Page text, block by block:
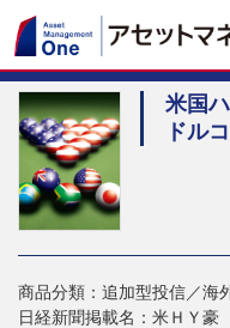
米国
ドル
商品分類：追加型投信／海
日経新聞掲載名：米ＨＹ豪